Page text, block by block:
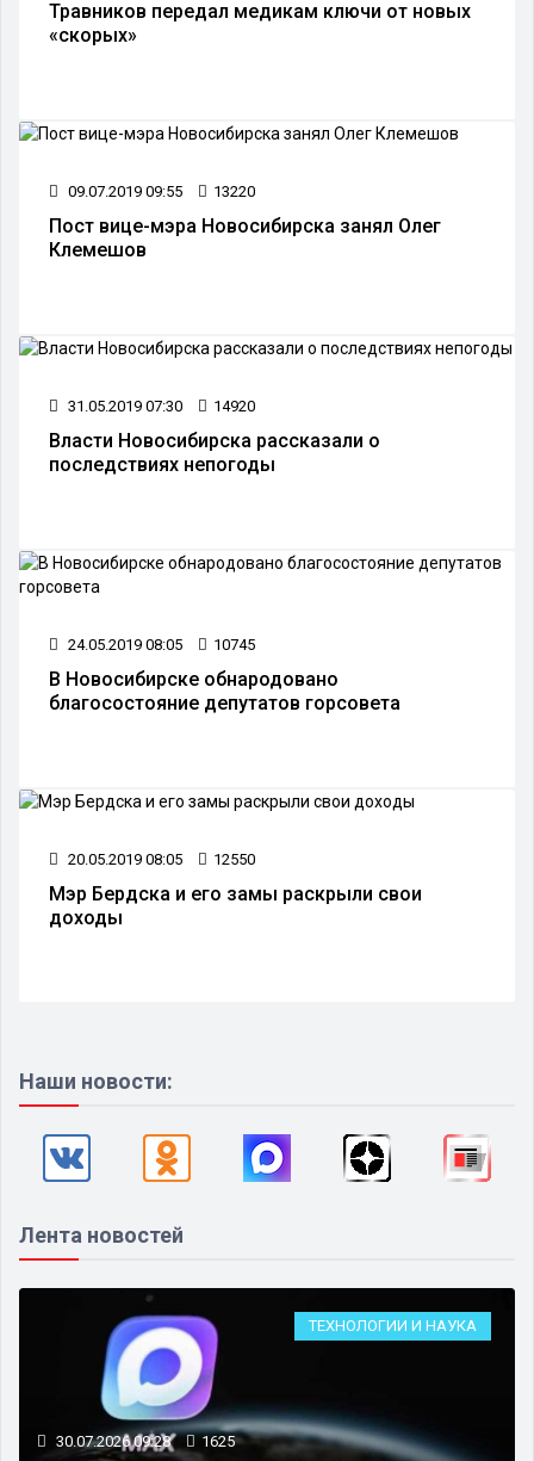
Травников передал медикам ключи от новых
«скорых»
09.07.2019 09:55 13220
Пост вице-мэра Новосибирска занял Олег
Клемешов
31.05.2019 07:30 14920
Власти Новосибирска рассказали о
последствиях непогоды
24.05.2019 08:05 10745
В Новосибирске обнародовано
благосостояние депутатов горсовета
20.05.2019 08:05 12550
Мэр Бердска и его замы раскрыли свои
доходы
Наши новости:
Лента новостей
ТЕХНОЛОГИИ И НАУКА
30.07.2026 09:28 1625